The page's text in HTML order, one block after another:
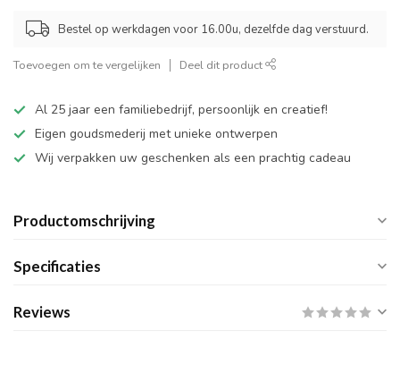
Bestel op werkdagen voor 16.00u, dezelfde dag verstuurd.
Toevoegen om te vergelijken Deel dit product
Al 25 jaar een familiebedrijf, persoonlijk en creatief!
Eigen goudsmederij met unieke ontwerpen
Wij verpakken uw geschenken als een prachtig cadeau
Productomschrijving
Specificaties
Reviews